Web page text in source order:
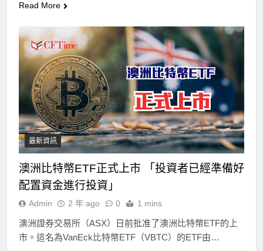
Read More
最新資訊
澳洲比特幣ETF正式上市 「投資者已經準備好
配置資金進行投資」
Admin 2 年 ago 0 1 mins
澳洲證券交易所（ASX）日前批准了澳洲比特幣ETF的上
市。這名為VanEck比特幣ETF（VBTC）的ETF由…